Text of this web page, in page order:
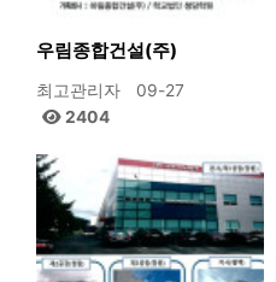
우림종합건설(주)
최고관리자
09-27
2404